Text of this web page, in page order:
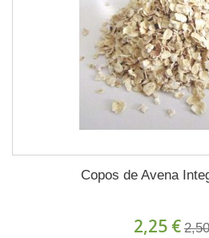
Copos de Avena
2,25 €